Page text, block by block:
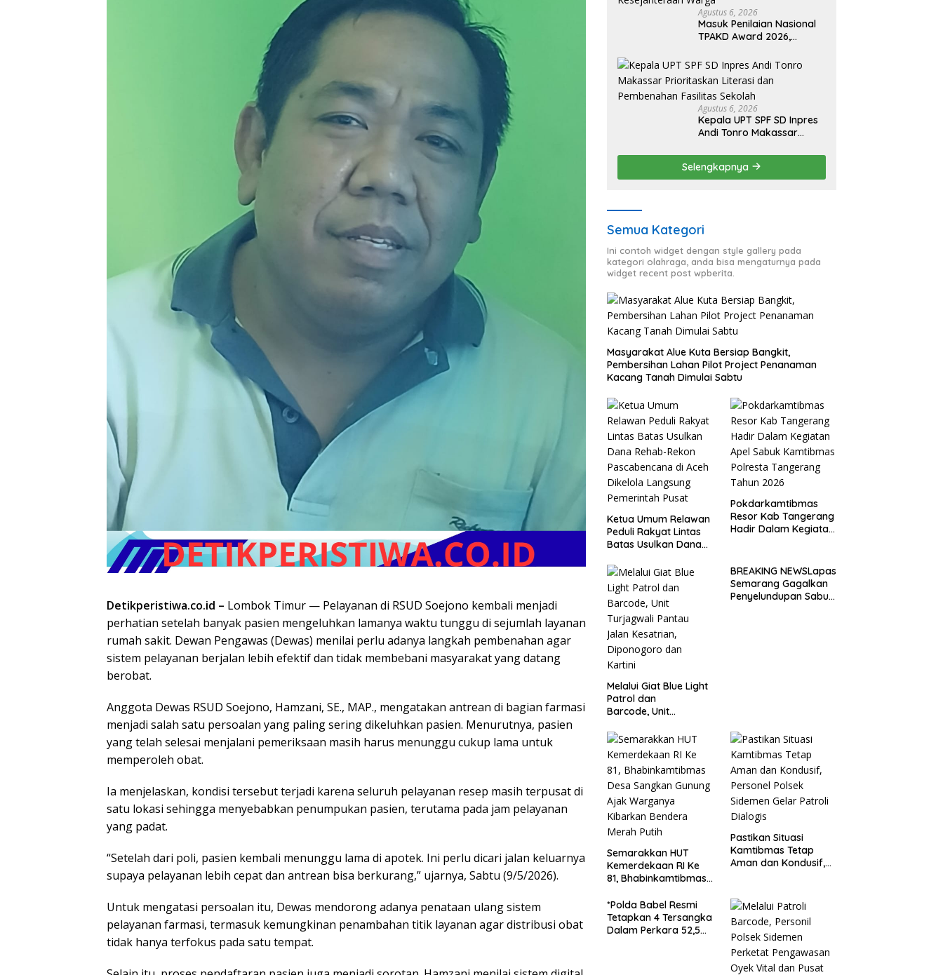
Detikperistiwa.co.id – Lombok Timur — Pelayanan di RSUD Soejono kembali menjadi
perhatian setelah banyak pasien mengeluhkan lamanya waktu tunggu di sejumlah layanan
rumah sakit. Dewan Pengawas (Dewas) menilai perlu adanya langkah pembenahan agar
sistem pelayanan berjalan lebih efektif dan tidak membebani masyarakat yang datang
berobat.
Anggota Dewas RSUD Soejono, Hamzani, SE., MAP., mengatakan antrean di bagian farmasi
menjadi salah satu persoalan yang paling sering dikeluhkan pasien. Menurutnya, pasien
yang telah selesai menjalani pemeriksaan masih harus menunggu cukup lama untuk
memperoleh obat.
Ia menjelaskan, kondisi tersebut terjadi karena seluruh pelayanan resep masih terpusat di
satu lokasi sehingga menyebabkan penumpukan pasien, terutama pada jam pelayanan
yang padat.
“Setelah dari poli, pasien kembali menunggu lama di apotek. Ini perlu dicari jalan keluarnya
supaya pelayanan lebih cepat dan antrean bisa berkurang,” ujarnya, Sabtu (9/5/2026).
Untuk mengatasi persoalan itu, Dewas mendorong adanya penataan ulang sistem
pelayanan farmasi, termasuk kemungkinan penambahan titik layanan agar distribusi obat
tidak hanya terfokus pada satu tempat.
Agustus 6, 2026
Masuk Penilaian Nasional
TPAKD Award 2026,
Program Inklusi Keuangan
untuk Dongkrak
Kesejahteraan Warga
Agustus 6, 2026
Kepala UPT SPF SD Inpres
Andi Tonro Makassar
Pembenahan Fasilitas
Sekolah
Selengkapnya
Semua Kategori
Ini contoh widget dengan style gallery pada
kategori olahraga, anda bisa mengaturnya pada
widget recent post wpberita.
Masyarakat Alue Kuta Bersiap Bangkit,
Pembersihan Lahan Pilot Project Penanaman
Kacang Tanah Dimulai Sabtu
Ketua Umum Relawan
Peduli Rakyat Lintas
Batas Usulkan Dana
Pascabencana di Aceh
Dikelola Langsung
Pemerintah Pusat
Pokdarkamtibmas
Resor Kab Tangerang
Hadir Dalam Kegiatan
Tangerang Tahun
2026
Melalui Giat Blue Light
Patrol dan
Barcode, Unit
Jalan Kesatrian,
Diponogoro dan
Kartini
BREAKING NEWSLapas
Semarang Gagalkan
Penyelundupan Sabu
Semarakkan HUT
Kemerdekaan RI Ke
81, Bhabinkamtibmas
Gunung Ajak
Warganya Kibarkan
Bendera Merah Putih
Pastikan Situasi
Kamtibmas Tetap
Aman dan Kondusif,
Dialogis
*Polda Babel Resmi
Tetapkan 4 Tersangka
Dalam Perkara 52,5